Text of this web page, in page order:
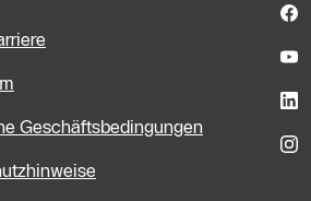
Geschäftsbedingungen